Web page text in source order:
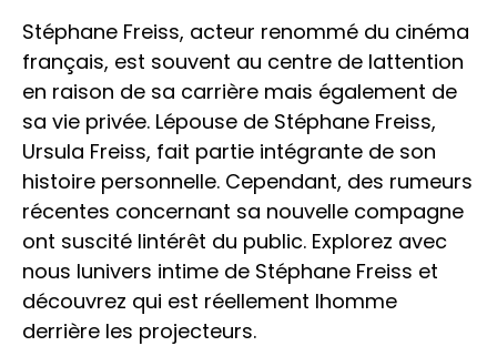
Stéphane Freiss, acteur renommé du cinéma
français, est souvent au centre de lattention
en raison de sa carrière mais également de
sa vie privée. Lépouse de Stéphane Freiss,
Ursula Freiss, fait partie intégrante de son
histoire personnelle. Cependant, des rumeurs
récentes concernant sa nouvelle compagne
ont suscité lintérêt du public. Explorez avec
nous lunivers intime de Stéphane Freiss et
découvrez qui est réellement lhomme
derrière les projecteurs.